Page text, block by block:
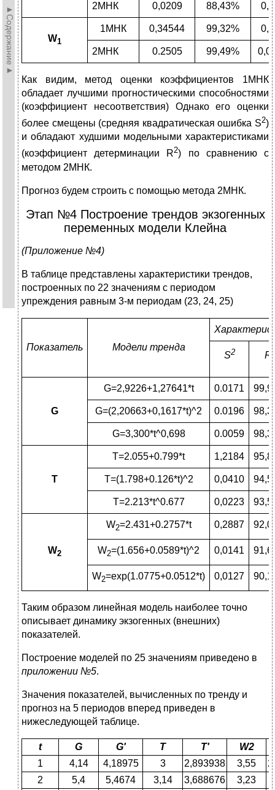
►Содержание► 2МНК 0,0209 88,43%
W1
1МНК 0,34544 99,32%
2МНК 0.2505 99,49%
Как видим, метод оценки коэффициентов 1МНК
обладает лучшими прогностическими способностями
(коэффициент несоответствия) Однако его оценки
более смещены (средняя квадратическая ошибка S2)
и обладают худшими модельными характеристиками
(коэффициент детерминации R2) по сравнению с
методом 2МНК.
Прогноз будем строить с помощью метода 2МНК.
Этап №4 Построение трендов экзогенных
переменных модели Клейна
(Приложение №4)
В таблице представлены характеристики трендов,
построенных по 22 значениям с периодом
упреждения равным 3-м периодам (23, 24, 25)
Показатель Модели тренда
S2 R
G
G=2,9226+1,27641*t 0.0171
G=(2,20663+0,1617*t)^2 0.0196
G=3,300*t^0,698 0.0059
Т
T=2.055+0.799*t 1,2184
T=(1.798+0.126*t)^2 0,0410
T=2.213*t^0.677 0,0223
W2
W2=2.431+0.2757*t 0,2887
W2=(1.656+0.0589*t)^2 0,0141
W2=exp(1.0775+0.0512*t) 0,0127
Таким образом линейная модель наиболее точно
описывает динамику экзогенных (внешних)
показателей.
Построение моделей по 25 значениям приведено в
приложении №5.
Значения показателей, вычисленных по тренду и
прогноз на 5 периодов вперед приведен в
нижеследующей таблице.
t G G' T T'
W2
1
4,14 4,18975 3 2,893938 3,55
2
5,4 5,4674 3,14 3,688676 3,23